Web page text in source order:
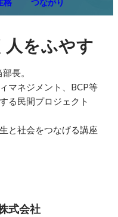
格 つながり
をふやす
長。
マネジメント、BCP等
る民間プロジェクト
と社会をつなげる講座
式会社